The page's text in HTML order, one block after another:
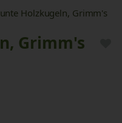
Holzkugeln, Grimm's
Grimm's